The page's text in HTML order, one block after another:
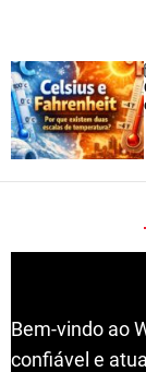
Bem-vindo ao
confiável e